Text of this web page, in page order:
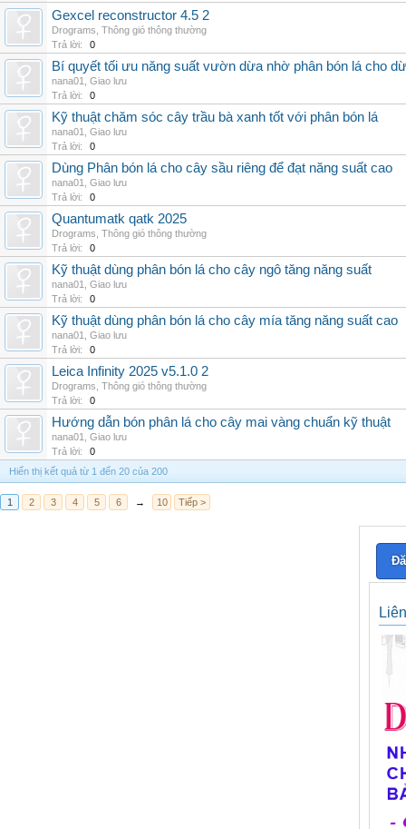
Gexcel reconstructor 4.5 2
Drograms Thông gió thông thường
Trả lời:
0
Bí quyết tối ưu năng suất vườn dừa nhờ phân bón lá cho
nana01
Giao lưu
Trả lời:
0
Kỹ thuật chăm sóc cây trầu bà xanh tốt với phân bón lá
nana01
Giao lưu
Trả lời:
0
Dùng Phân bón lá cho cây sầu riêng để đạt năng suất cao
nana01
Giao lưu
Trả lời:
0
Quantumatk qatk 2025
Drograms Thông gió thông thường
Trả lời:
0
Kỹ thuật dùng phân bón lá cho cây ngô tăng năng suất
nana01
Giao lưu
Trả lời:
0
Kỹ thuật dùng phân bón lá cho cây mía tăng năng suất cao
nana01
Giao lưu
Trả lời:
0
Leica Infinity 2025 v5.1.0 2
Drograms Thông gió thông thường
Trả lời:
0
Hướng dẫn bón phân lá cho cây mai vàng chuẩn kỹ thuật
nana01
Giao lưu
Trả lời:
0
Hiển thị kết quả từ 1 đến 20 của 200
1 2 3 4 5 6 → 10 Tiếp >